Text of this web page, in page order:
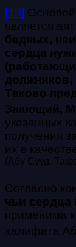
[13]
является аят:
бедных,
сердца
должников,
Таково
Знающий,
указанных
получения
их в
(Абу Сууд.
Согласно
чьи сердца
применима
халифата